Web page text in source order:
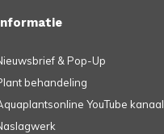
& Pop-Up
behandeling
YouTube kanaal